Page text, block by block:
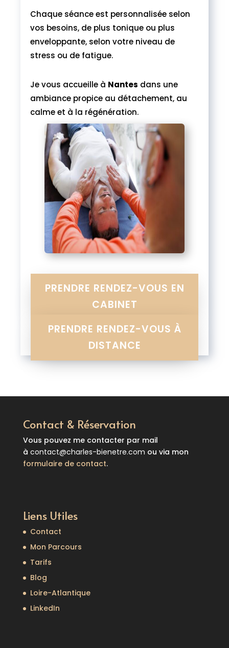
Chaque séance est personnalisée selon
vos besoins, de plus tonique ou plus
enveloppante, selon votre niveau de
stress ou de fatigue.
Je vous accueille à Nantes dans une
ambiance propice au détachement, au
calme et à la régénération.
PRENDRE RENDEZ-VOUS EN
CABINET
PRENDRE RENDEZ-VOUS À
DISTANCE
Contact & Réservation
Vous pouvez me contacter par mail
à contact@charles-bienetre.com ou via mon
formulaire de contact.
Liens Utiles
Contact
Mon Parcours
Tarifs
Blog
Loire-Atlantique
LinkedIn